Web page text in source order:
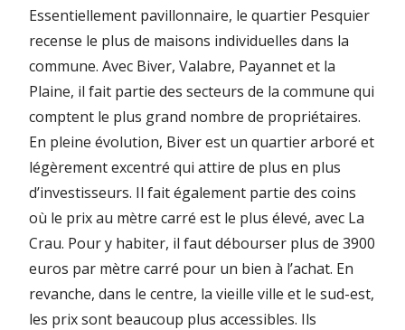
Essentiellement pavillonnaire, le quartier Pesquier
recense le plus de maisons individuelles dans la
commune. Avec Biver, Valabre, Payannet et la
Plaine, il fait partie des secteurs de la commune qui
comptent le plus grand nombre de propriétaires.
En pleine évolution, Biver est un quartier arboré et
légèrement excentré qui attire de plus en plus
d’investisseurs. Il fait également partie des coins
où le prix au mètre carré est le plus élevé, avec La
Crau. Pour y habiter, il faut débourser plus de 3900
euros par mètre carré pour un bien à l’achat. En
revanche, dans le centre, la vieille ville et le sud-est,
les prix sont beaucoup plus accessibles. Ils